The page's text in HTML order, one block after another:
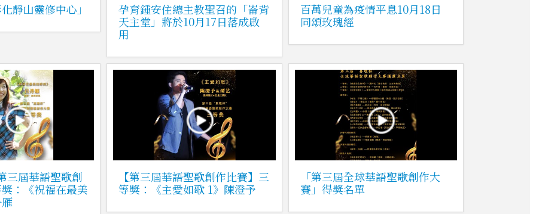
靜山靈修中心」
孕育鍾安住總主教聖召的「崙背
天主堂」將於10月17日落成啟
用
百萬兒童為疫情平息10月18日
同頌玫瑰經
三屆華語聖歌創
：《祝福在最美
【第三屆華語聖歌創作比賽】三
等獎：《主愛如歌 1》陳澄予
「第三屆全球華語聖歌創作大
賽」得獎名單